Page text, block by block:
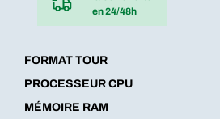
en 24/48h
FORMAT TOUR
PROCESSEUR CPU
MÉMOIRE RAM